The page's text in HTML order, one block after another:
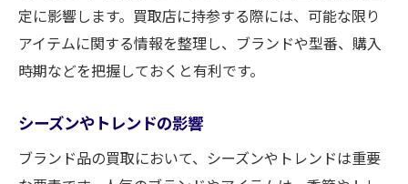
定に影響します。買取店に持参する際には、可能な限り
アイテムに関する情報を整理し、ブランドや型番、購入
時期などを把握しておくと有利です。
シーズンやトレンドの影響
ブランド品の買取において、シーズンやトレンドは重要